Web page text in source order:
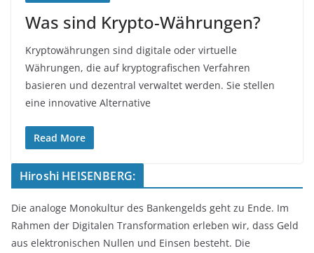
Was sind Krypto-Währungen?
Kryptowährungen sind digitale oder virtuelle
Währungen, die auf kryptografischen Verfahren
basieren und dezentral verwaltet werden. Sie stellen
eine innovative Alternative
Read More
Hiroshi HEISENBERG:
Die analoge Monokultur des Bankengelds geht zu Ende. Im
Rahmen der Digitalen Transformation erleben wir, dass Geld
aus elektronischen Nullen und Einsen besteht. Die